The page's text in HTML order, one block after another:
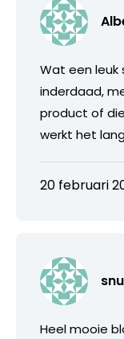
Wat een leuk
inderdaad,
product of
werkt het
20 februari
Heel mooie